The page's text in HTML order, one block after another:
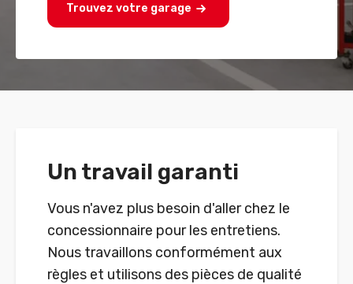
Trouvez votre garage
Un travail garanti
Vous n'avez plus besoin d'aller chez le
concessionnaire pour les entretiens.
Nous travaillons conformément aux
règles et utilisons des pièces de qualité